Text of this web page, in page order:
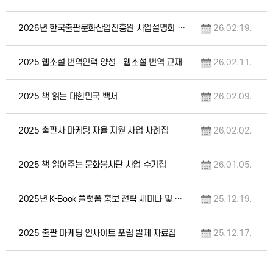
2026년 한국출판문화산업진흥원 사업설명회 자료집 26.02.19.
2025 웹소설 번역인력 양성 - 웹소설 번역 교재 26.02.11.
2025 책 읽는 대한민국 백서 26.02.09.
2025 출판사 마케팅 자율 지원 사업 사례집 26.02.02.
2025 책 읽어주는 문화봉사단 사업 수기집 26.01.05.
2025년 K-Book 플랫폼 홍보 전략 세미나 및 출판문화교류 행사 자료집 25.12.19.
2025 출판 마케팅 인사이트 포럼 발제 자료집 25.12.17.